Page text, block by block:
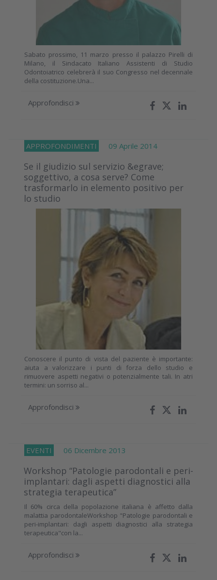
Sabato prossimo, 11 marzo presso il palazzo Pirelli di
Milano, il Sindacato Italiano Assistenti di Studio
Odontoiatrico celebrerà il suo Congresso nel decennale
della costituzione.Una...
Approfondisci
APPROFONDIMENTI 09 Aprile 2014
Se il giudizio sul servizio &egrave;
soggettivo, a cosa serve? Come
trasformarlo in elemento positivo per
lo studio
Conoscere il punto di vista del paziente è importante:
aiuta a valorizzare i punti di forza dello studio e
rimuovere aspetti negativi o potenzialmente tali. In atri
termini: un sorriso al...
Approfondisci
EVENTI 06 Dicembre 2013
Workshop “Patologie parodontali e peri-
implantari: dagli aspetti diagnostici alla
strategia terapeutica”
Il 60% circa della popolazione italiana è affetto dalla
malattia parodontaleWorkshop "Patologie parodontali e
peri-implantari: dagli aspetti diagnostici alla strategia
terapeutica"con la...
Approfondisci